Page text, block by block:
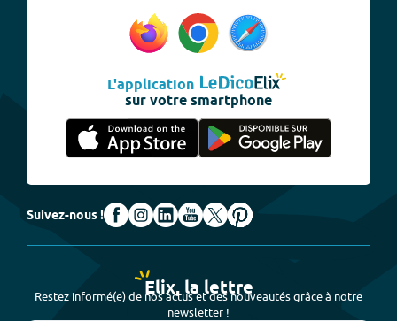
L'application
sur votre smartphone
Suivez-nous !
Elix, la lettre
Restez informé(e) de nos actus et des nouveautés grâce à notre
newsletter !